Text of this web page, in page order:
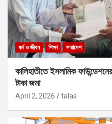
ধর্ম ও জীবন শিক্ষা সারাদেশ
কালিহাতীতে ইসলামিক
টাকা জমা
April 2, 2026 talas